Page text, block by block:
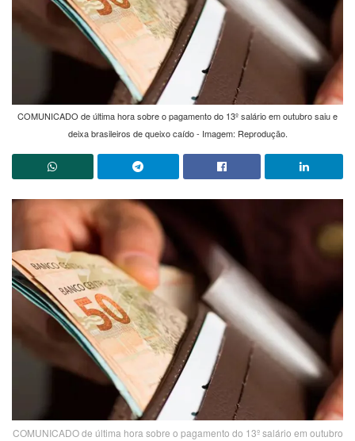
COMUNICADO de última hora sobre o pagamento do 13º salário em outubro saiu e
deixa brasileiros de queixo caído - Imagem: Reprodução.
COMUNICADO de última hora sobre o pagamento do 13º salário em outubro